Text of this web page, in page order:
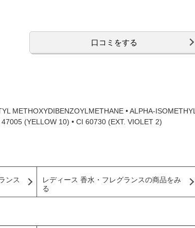
口コミをする
METHOXYDIBENZOYLMETHANE • ALPHA-ISOMETHYL
(YELLOW 10) • CI 60730 (EXT. VIOLET 2)
ンス
レディース 香水・フレグランスの商品をみ
る